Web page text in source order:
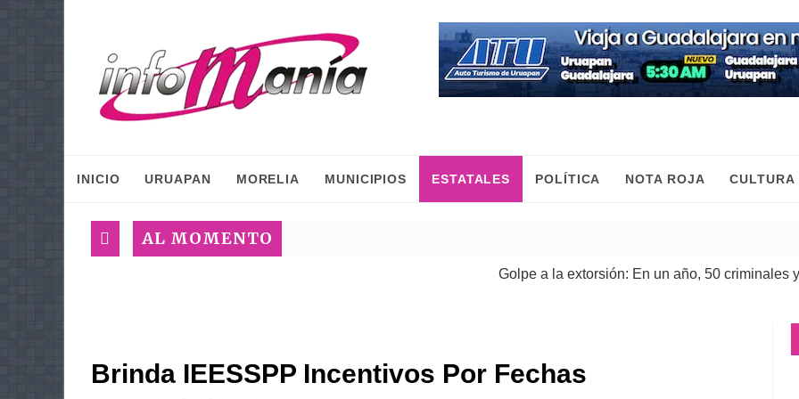
INICIO URUAPAN MORELIA MUNICIPIOS ESTATALES POLÍTICA NOTA ROJA CULTURA
AL MOMENTO
Golpe a la extorsión: En un año, 50 criminales y 9
Brinda IEESSPP Incentivos Por Fechas